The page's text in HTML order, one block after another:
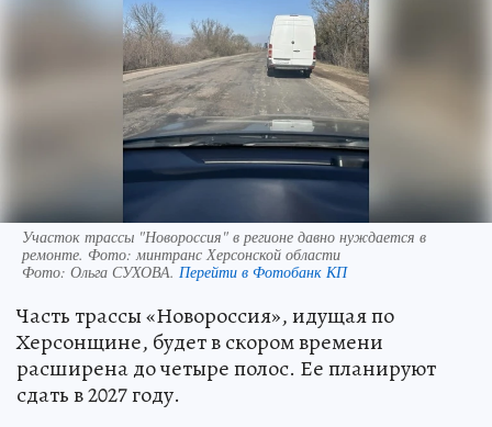
Участок трассы "Новороссия" в регионе давно нуждается в
ремонте. Фото: минтранс Херсонской области
Фото: Ольга СУХОВА. Перейти в Фотобанк КП
Часть трассы «Новороссия», идущая по
Херсонщине, будет в скором времени
расширена до четыре полос. Ее планируют
сдать в 2027 году.